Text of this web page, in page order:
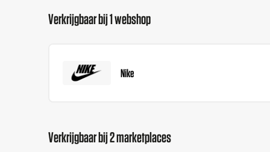
Verkrijgbaar bij 1 webshop
Nike
Verkrijgbaar bij 2 marketplaces